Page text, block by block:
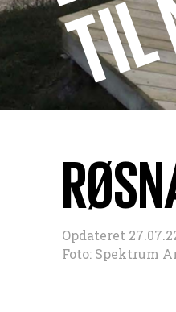
Opdateret
Foto: Spektrum